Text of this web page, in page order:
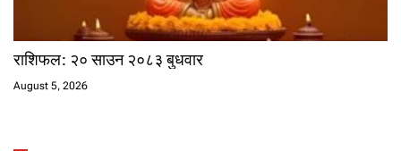
राशिफल: २० साउन २०८३ बुधवार
August 5, 2026